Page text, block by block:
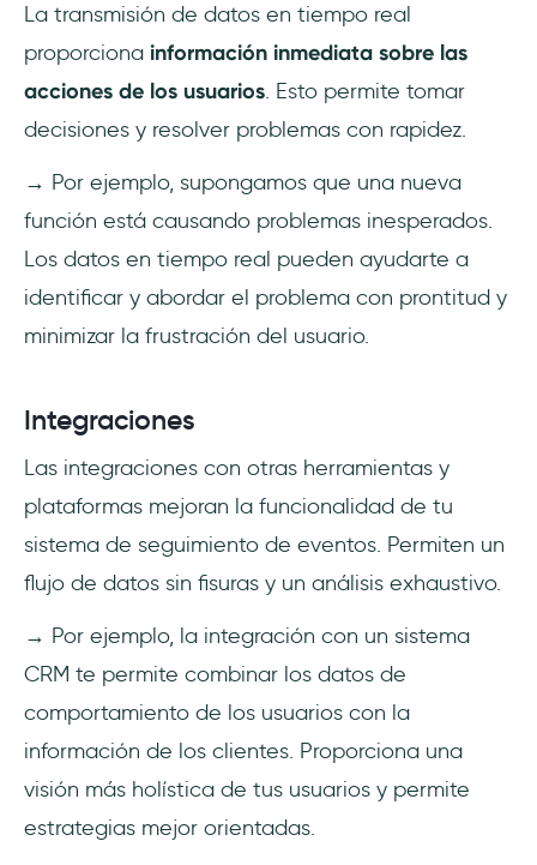
La transmisión de datos en tiempo real
proporciona información inmediata sobre las
acciones de los usuarios. Esto permite tomar
decisiones y resolver problemas con rapidez.
→ Por ejemplo, supongamos que una nueva
función está causando problemas inesperados.
Los datos en tiempo real pueden ayudarte a
identificar y abordar el problema con prontitud y
minimizar la frustración del usuario.
Integraciones
Las integraciones con otras herramientas y
plataformas mejoran la funcionalidad de tu
sistema de seguimiento de eventos. Permiten un
flujo de datos sin fisuras y un análisis exhaustivo.
→ Por ejemplo, la integración con un sistema
CRM te permite combinar los datos de
comportamiento de los usuarios con la
información de los clientes. Proporciona una
visión más holística de tus usuarios y permite
estrategias mejor orientadas.